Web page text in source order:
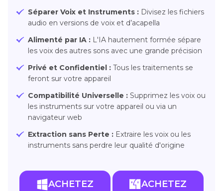
Séparer Voix et Instruments : Divisez les fichiers
audio en versions de voix et d’acapella
Alimenté par IA : L'IA hautement formée sépare
les voix des autres sons avec une grande précision
Privé et Confidentiel : Tous les traitements se
feront sur votre appareil
Compatibilité Universelle : Supprimez les voix ou
les instruments sur votre appareil ou via un
navigateur web
Extraction sans Perte : Extraire les voix ou les
instruments sans perdre leur qualité d'origine
ACHETEZ ACHETEZ